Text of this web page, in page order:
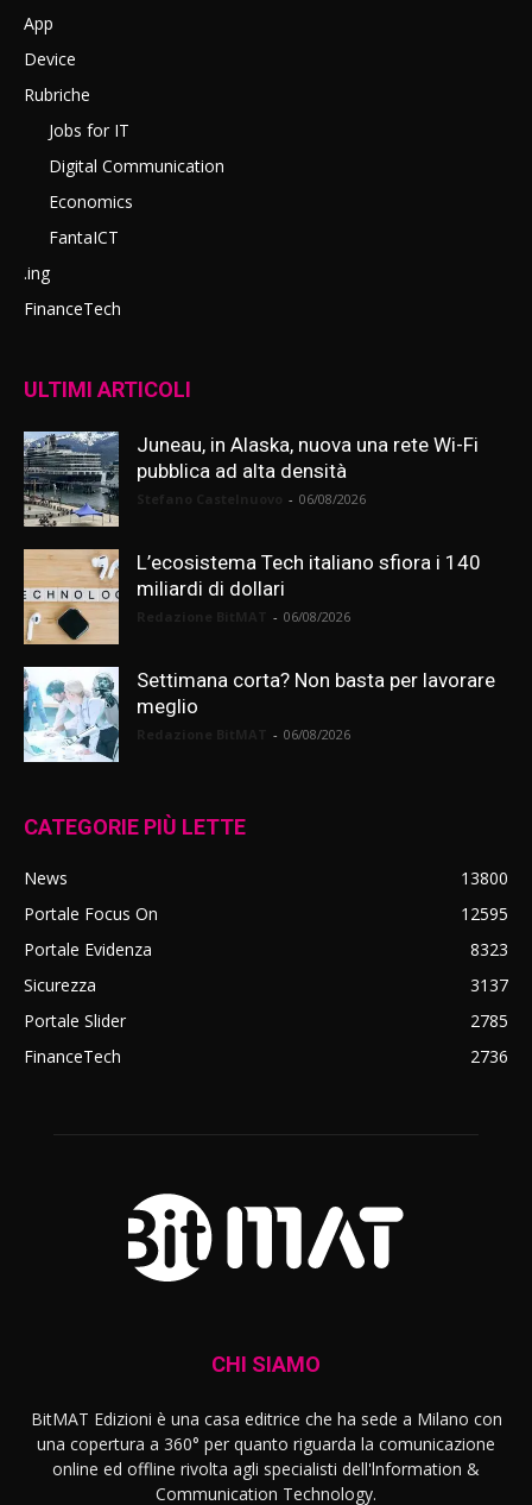
App
Device
Rubriche
Jobs for IT
Digital Communication
Economics
FantaICT
.ing
FinanceTech
ULTIMI ARTICOLI
Juneau, in Alaska, nuova una rete Wi-Fi
pubblica ad alta densità
- 06/08/2026
L’ecosistema Tech italiano sfiora i 140
miliardi di dollari
- 06/08/2026
Settimana corta? Non basta per lavorare
meglio
- 06/08/2026
CATEGORIE PIÙ LETTE
News
13800
Portale Focus On
12595
Portale Evidenza
8323
Sicurezza
3137
Portale Slider
2785
FinanceTech
2736
CHI SIAMO
BitMAT Edizioni è una casa editrice che ha sede a Milano con
una copertura a 360° per quanto riguarda la comunicazione
online ed offline rivolta agli specialisti dell'lnformation &
Communication Technology.